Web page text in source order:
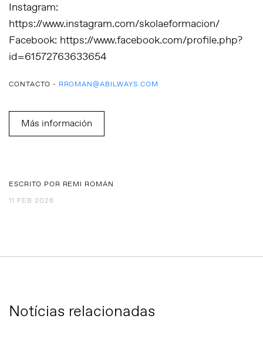
Instagram:
https://www.instagram.com/skolaeformacion/
Facebook: https://www.facebook.com/profile.php?
id=61572763633654
CONTACTO - RROMAN@ABILWAYS.COM
Más información
ESCRITO POR REMI ROMÁN
11 FEB 2026
Notícias relacionadas